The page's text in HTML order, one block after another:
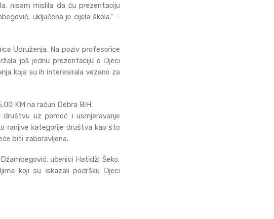
nisam mislila da ću prezentaciju
uključena je cijela škola.“ –
Udruženja. Na poziv profesorice
još jednu prezentaciju o Djeci
koja su ih interesirala vezano za
KM na račun Debra BiH.
uz pomoć i usmjeravanje
ranjive kategorije društva kao što
biti zaboravljena.
učenici Hatidži Šeko,
koji su iskazali podršku Djeci